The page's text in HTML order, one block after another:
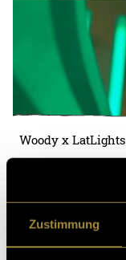
Zustimmung
Woody x LatLights